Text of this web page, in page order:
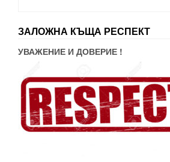
ЗАЛОЖНА КЪЩА РЕСПЕКТ
УВАЖЕНИЕ И ДОВЕРИЕ !